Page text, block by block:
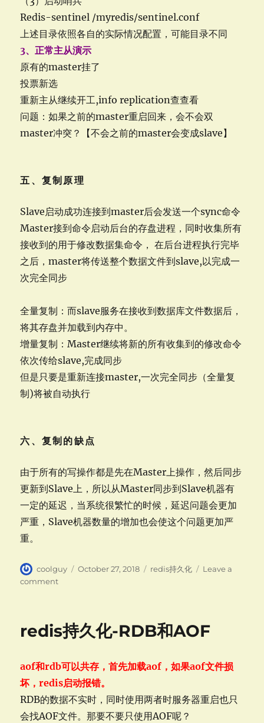
Redis-sentinel /myredis/sentinel.conf
上述目录依照各自的实际情况配置，可能目录不同
3、正常主从演示
原有的master挂了
投票新选
重新主从继续开工,info replication查查看
问题：如果之前的master重启回来，会不会双
master冲突？【不会之前的master会变成slave】
五、复制原理
Slave启动成功连接到master后会发送一个sync命令
Master接到命令启动后台的存盘进程，同时收集所有
接收到的用于修改数据集命令， 在后台进程执行完毕
之后，master将传送整个数据文件到slave,以完成一
次完全同步
全量复制：而slave服务在接收到数据库文件数据后，
将其存盘并加载到内存中。
增量复制：Master继续将新的所有收集到的修改命令
依次传给slave,完成同步
但是只要是重新连接master,一次完全同步（全量复
制)将被自动执行
六、复制的缺点
由于所有的写操作都是先在Master上操作，然后同步
更新到Slave上，所以从Master同步到Slave机器有
一定的延迟，当系统很繁忙的时候，延迟问题会更加
严重，Slave机器数量的增加也会使这个问题更加严
重。
Author
coolguy
Posted
October 27, 2018 Categories
redis持久化
Leave a
commenton
化-
复
制
读
写
redis持久化-RDB和AOF
aof和rdb可以共存，首先加载aof，如果aof文件损
坏，redis启动报错。
RDB的数据不实时，同时使用两者时服务器重启也只
会找AOF文件。那要不要只使用AOF呢？